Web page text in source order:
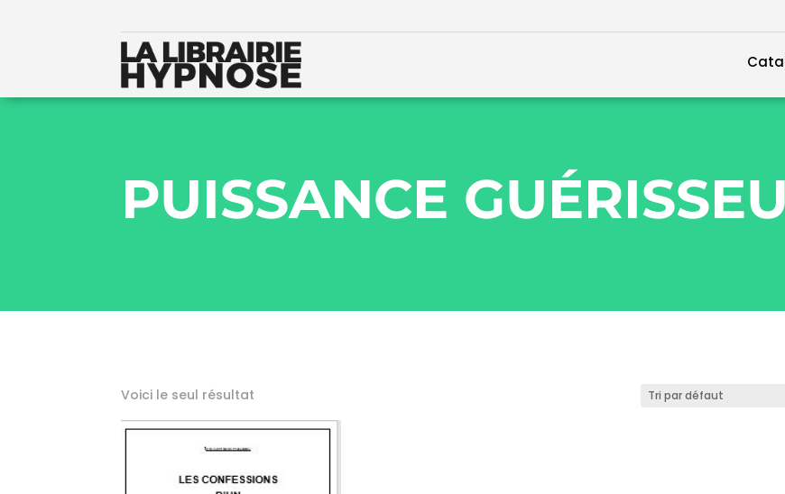
PUISSANCE
Voici le seul résultat